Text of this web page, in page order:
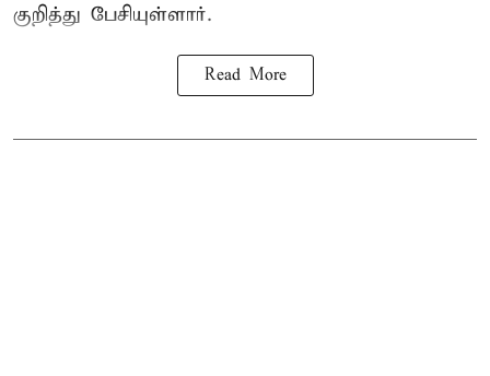
குறித்து பேசியுள்ளார்.
Read More